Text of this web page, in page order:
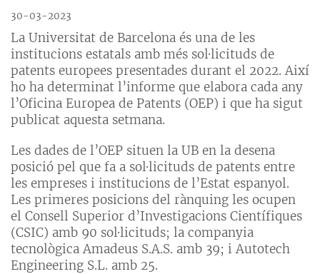
30-03-2023
La Universitat de Barcelona és una de les
institucions estatals amb més sol·licituds de
patents europees presentades durant el 2022. Així
ho ha determinat l’informe que elabora cada any
l’Oficina Europea de Patents (OEP) i que ha sigut
publicat aquesta setmana.
Les dades de l’OEP situen la UB en la desena
posició pel que fa a sol·licituds de patents entre
les empreses i institucions de l’Estat espanyol.
Les primeres posicions del rànquing les ocupen
el Consell Superior d’Investigacions Científiques
(CSIC) amb 90 sol·licituds; la companyia
tecnològica Amadeus S.A.S. amb 39; i Autotech
Engineering S.L. amb 25.